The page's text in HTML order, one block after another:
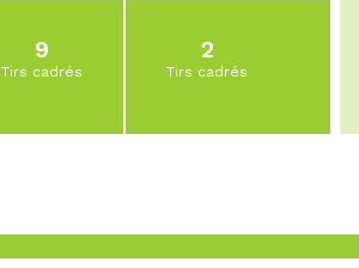
9
Tirs cadrés
2
Tirs cadrés